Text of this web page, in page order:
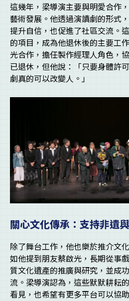
這幾年，梁導演主要與明愛合作
藝術發展。他透過演讀劇的形式
提升自信，也促進了社區交流。
的項目，成為他退休後的主要工
光合作，擔任製作經理人角色，
已退休，但他說：「只要身體許
劇真的可以改變人。」
關心文化傳承：支持非遺
除了舞台工作，他也樂於推介文
如他提到朋友蔡啟光，長期從事
質文化遺產的推廣與研究，並成
流。梁導演認為，這些默默耕耘
看見，也希望有更多平台可以協